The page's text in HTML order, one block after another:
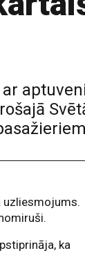
uzliesmojums.
ka